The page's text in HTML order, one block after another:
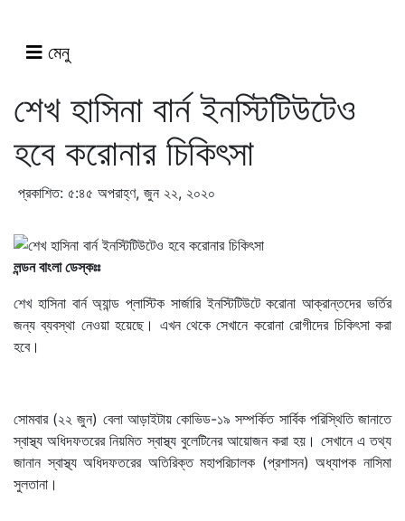
মেনু
শেখ হাসিনা বার্ন ইনস্টিটিউটেও
হবে করোনার চিকিৎসা
প্রকাশিত: ৫:৪৫ অপরাহ্ণ, জুন ২২, ২০২০
লন্ডন বাংলা ডেস্কঃঃ
শেখ হাসিনা বার্ন অ্যান্ড প্লাস্টিক সার্জারি ইনস্টিটিউটে করোনা আক্রান্তদের ভর্তির
জন্য ব্যবস্থা নেওয়া হয়েছে। এখন থেকে সেখানে করোনা রোগীদের চিকিৎসা করা
হবে।
সোমবার (২২ জুন) বেলা আড়াইটায় কোভিড-১৯ সম্পর্কিত সার্বিক পরিস্থিতি জানাতে
স্বাস্থ্য অধিদফতরের নিয়মিত স্বাস্থ্য বুলেটিনের আয়োজন করা হয়। সেখানে এ তথ্য
জানান স্বাস্থ্য অধিদফতরের অতিরিক্ত মহাপরিচালক (প্রশাসন) অধ্যাপক নাসিমা
সুলতানা।